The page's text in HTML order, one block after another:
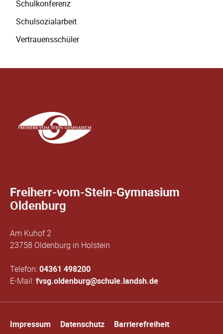
Schulkonferenz
Schulsozialarbeit
Vertrauensschüler
Freiherr-vom-Stein-Gymnasium
Oldenburg
Am Kuhof 2
23758 Oldenburg in Holstein
Telefon:04361 498200
E-Mail:fvsg.oldenburg@schule.landsh.de
überspringen
Impressum Datenschutz Barrierefreiheit